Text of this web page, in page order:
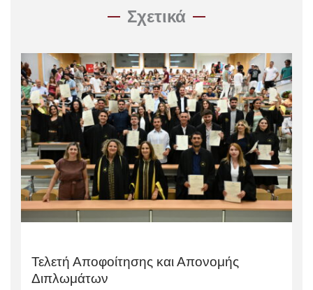
Σχετικά
Τελετή Αποφοίτησης και Απονομής
Διπλωμάτων